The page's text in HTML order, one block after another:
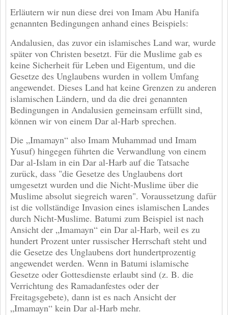
Erläutern wir nun diese drei von Imam Abu Hanifa
genannten Bedingungen anhand eines Beispiels:
Andalusien, das zuvor ein islamisches Land war, wurde
später von Christen besetzt. Für die Muslime gab es
keine Sicherheit für Leben und Eigentum, und die
Gesetze des Unglaubens wurden in vollem Umfang
angewendet. Dieses Land hat keine Grenzen zu anderen
islamischen Ländern, und da die drei genannten
Bedingungen in Andalusien gemeinsam erfüllt sind,
können wir von einem Dar al-Harb sprechen.
Die „Imamayn“ also Imam Muhammad und Imam
Yusuf) hingegen führten die Verwandlung von einem
Dar al-Islam in ein Dar al-Harb auf die Tatsache
zurück, dass "die Gesetze des Unglaubens dort
umgesetzt wurden und die Nicht-Muslime über die
Muslime absolut siegreich waren". Voraussetzung dafür
ist die vollständige Invasion eines islamischen Landes
durch Nicht-Muslime. Batumi zum Beispiel ist nach
Ansicht der „Imamayn“ ein Dar al-Harb, weil es zu
hundert Prozent unter russischer Herrschaft steht und
die Gesetze des Unglaubens dort hundertprozentig
angewendet werden. Wenn in Batumi islamische
Gesetze oder Gottesdienste erlaubt sind (z. B. die
Verrichtung des Ramadanfestes oder der
Freitagsgebete), dann ist es nach Ansicht der
„Imamayn“ kein Dar al-Harb mehr.